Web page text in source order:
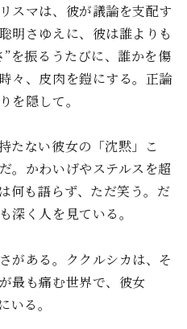
スマは、彼が議論を支配す
明さゆえに、彼は誰よりも
を振るうたびに、誰かを傷
々、皮肉を鎧にする。正論
を隠して。
たない彼女の「沈黙」こ
。かわいげやステルスを超
何も語らず、ただ笑う。だ
深く人を見ている。
がある。ククルシカは、そ
最も痛む世界で、彼女
いる。